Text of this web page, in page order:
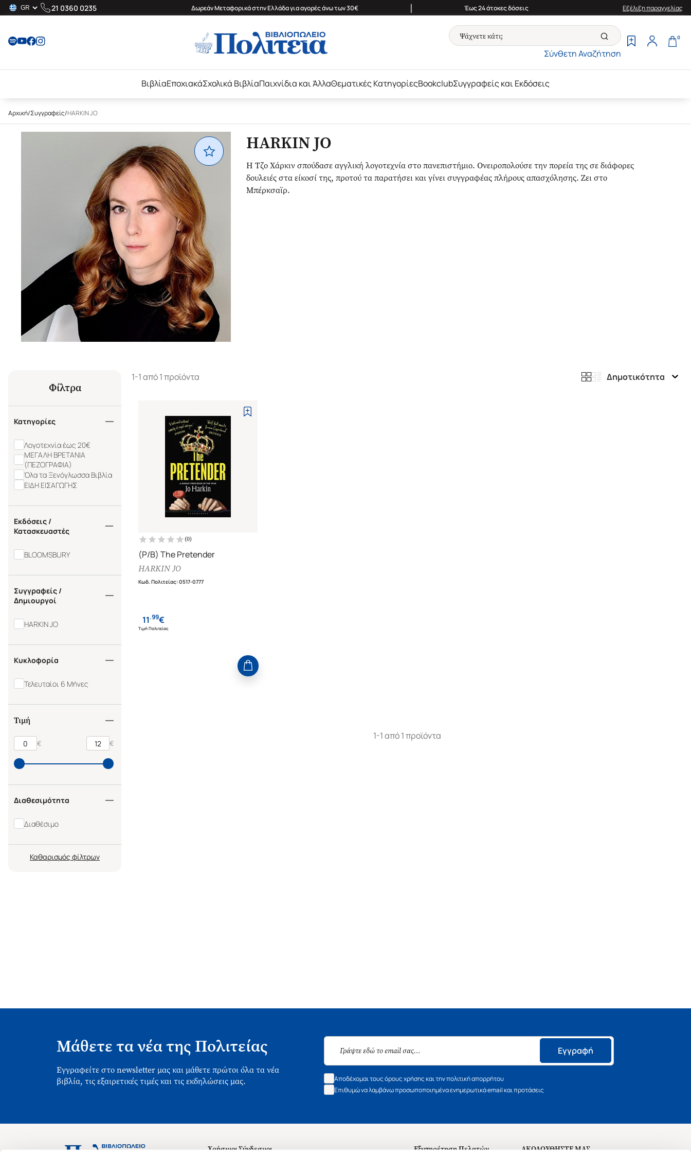
21 0360 0235 Δωρεάν Μεταφορικά στην Ελλάδα για αγορές άνω των 30€ | Έως 24 άτοκες δόσεις Εξέλιξη παραγγελίας
Σύνθετη Αναζήτηση
0
ΒιβλίαΕποχιακάΣχολικά ΒιβλίαΠαιχνίδια και ΆλλαΘεματικές ΚατηγορίεςBookclubΣυγγραφείς και Εκδόσεις
Αρχική/Συγγραφείς/HARKIN JO
HARKIN JO
Η Τζο Χάρκιν σπούδασε αγγλική λογοτεχνία στο πανεπιστήμιο. Ονειροπολούσε την πορεία της σε διάφορες
δουλειές στα είκοσί της, προτού τα παρατήσει και γίνει συγγραφέας πλήρους απασχόλησης. Ζει στο
Μπέρκσαϊρ.
Φίλτρα
Κατηγορίες
Λογοτεχνία έως 20€
ΜΕΓΑΛΗ ΒΡΕΤΑΝΙΑ
(ΠΕΖΟΓΡΑΦΙΑ)
Όλα τα Ξενόγλωσσα Βιβλία
ΕΙΔΗ ΕΙΣΑΓΩΓΗΣ
Εκδόσεις /
Κατασκευαστές
BLOOMSBURY
Συγγραφείς /
Δημιουργοί
HARKIN JO
Κυκλοφορία
Τελευταίοι 6 Μήνες
Τιμή
€ €
Διαθεσιμότητα
Διαθέσιμο
Καθαρισμός
1-1 από 1 προϊόντα Δημοτικότητα
(0)
(P/B) The Pretender
HARKIN JO
Κωδ. Πολιτείας:0517-0777
11.99€
Τιμή Πολιτείας
1-1 από 1 προϊόντα
Μάθετε τα νέα της Πολιτείας
Εγγραφείτε στο newsletter μας και μάθετε πρώτοι όλα τα νέα
βιβλία, τις εξαιρετικές τιμές και τις εκδηλώσεις μας.
Εγγραφή
Αποδέχομαι τους όρους χρήσης και την πολιτική απορρήτου
Επιθυμώ να λαμβάνω προσωποποιημένα ενημερωτικά email και προτάσεις
Χρήσιμοι Σύνδεσμοι Εξυπηρέτηση Πελατών ΑΚΟΛΟΥΘΗΣΤΕ ΜΑΣ